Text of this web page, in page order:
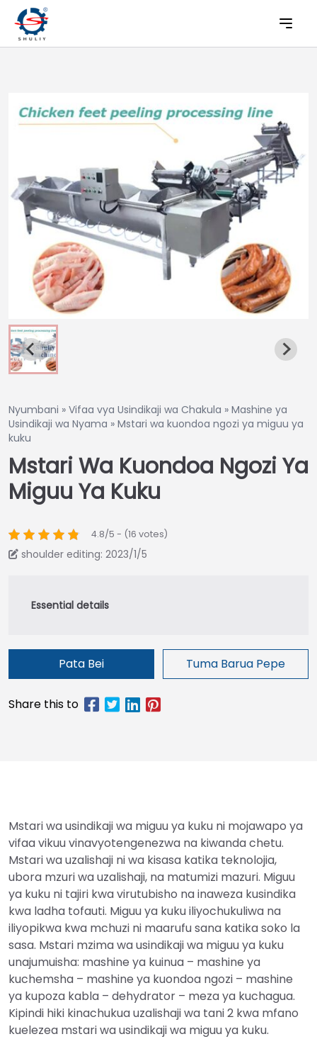
Nyumbani » Vifaa vya Usindikaji wa Chakula » Mashine ya
Usindikaji wa Nyama » Mstari wa kuondoa ngozi ya miguu ya
kuku
Mstari Wa Kuondoa Ngozi Ya
Miguu Ya Kuku
4.8/5 - (16 votes)
shoulder editing: 2023/1/5
Pata Bei Tuma Barua Pepe
Mstari wa usindikaji wa miguu ya kuku ni mojawapo ya
vifaa vikuu vinavyotengenezwa na kiwanda chetu.
Mstari wa uzalishaji ni wa kisasa katika teknolojia,
ubora mzuri wa uzalishaji, na matumizi mazuri. Miguu
ya kuku ni tajiri kwa virutubisho na inaweza kusindika
kwa ladha tofauti. Miguu ya kuku iliyochukuliwa na
iliyopikwa kwa mchuzi ni maarufu sana katika soko la
sasa. Mstari mzima wa usindikaji wa miguu ya kuku
unajumuisha: mashine ya kuinua – mashine ya
kuchemsha – mashine ya kuondoa ngozi – mashine
ya kupoza kabla – dehydrator – meza ya kuchagua.
Kipindi hiki kinachukua uzalishaji wa tani 2 kwa mfano
kuelezea mstari wa usindikaji wa miguu ya kuku.